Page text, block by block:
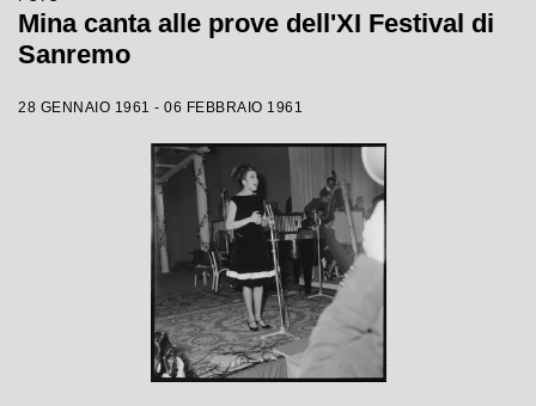
Mina canta alle prove dell'XI Festival di
Sanremo
28 GENNAIO 1961 - 06 FEBBRAIO 1961